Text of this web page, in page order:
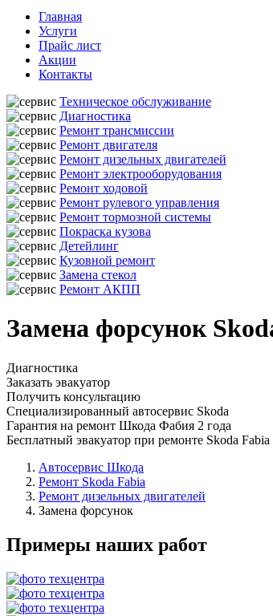
Главная
Услуги
Прайс лист
Акции
Контакты
Техническое обслуживание
Диагностика
Ремонт трансмиссии
Ремонт двигателя
Ремонт дизельных двигателей
Ремонт электрооборудования
Ремонт ходовой
Ремонт рулевого управления
Ремонт тормозной системы
Покраска кузова
Детейлинг
Кузовной ремонт
Замена стекол
Ремонт АКПП
Замена форсунок
Диагностика
Заказать эвакуатор
Получить консультацию
Специализированный автосервис Skoda
Гарантия на ремонт Шкода Фабия 2 года
Бесплатный эвакуатор при ремонте Skoda Fabia
Автосервис Шкода
Ремонт Skoda Fabia
Ремонт дизельных двигателей
Замена форсунок
Примеры наших работ